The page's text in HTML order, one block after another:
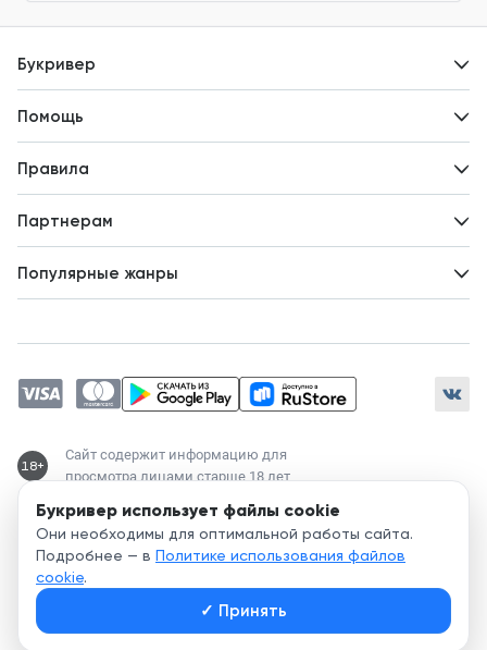
Букривер использует файлы cookie
Они необходимы для оптимальной работы сайта.
Подробнее — в Политике использования файлов
cookie.
✓ Принять
Букривер
Новости
Помощь
Правила
Партнерам
Популярные жанры
Магические академии
Современный любовный роман
Любовное фэнтези
18+
Сайт содержит информацию для
просмотра лицами старше 18 лет
Служба поддержки:
support@bookriver.ru
2020-
© Bookriver — литературно-издательская площадка,
объединяющая читателей и авторов.